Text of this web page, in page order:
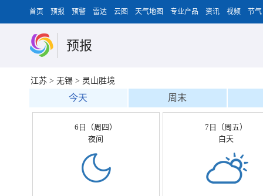
首页 预报 预警 雷达 云图 天气地图 专业产品 资讯 视频 节气
预报
江苏 > 无锡 > 灵山胜境
今天 周末
6日（周四）
夜间
7日（周五）
白天